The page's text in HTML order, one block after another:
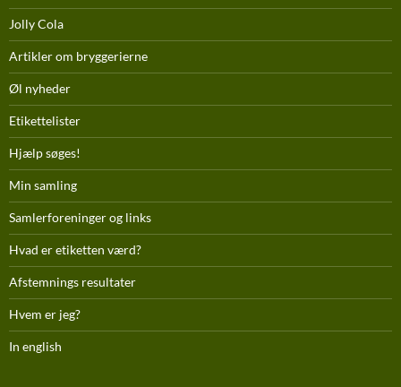
Jolly Cola
Artikler om bryggerierne
Øl nyheder
Etikettelister
Hjælp søges!
Min samling
Samlerforeninger og links
Hvad er etiketten værd?
Afstemnings resultater
Hvem er jeg?
In english